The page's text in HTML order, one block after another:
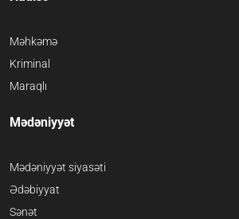
Məhkəmə
Kriminal
Maraqlı
Mədəniyyət
Mədəniyyət siyasəti
Ədəbiyyat
Sənət